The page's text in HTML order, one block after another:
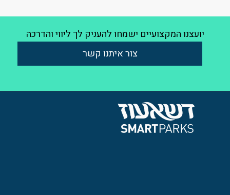
יועצנו המקצועיים ישמחו להעניק לך ליווי והדרכה
צור איתנו קשר